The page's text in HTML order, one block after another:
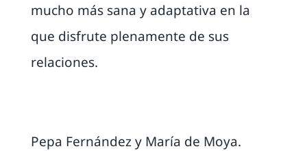
mucho más sana y adaptativa en la
que disfrute plenamente de sus
relaciones.
Pepa Fernández y María de Moya.